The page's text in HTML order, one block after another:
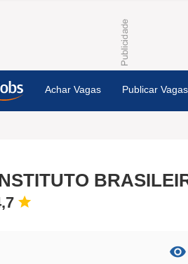
Achar Vagas Publicar Vagas